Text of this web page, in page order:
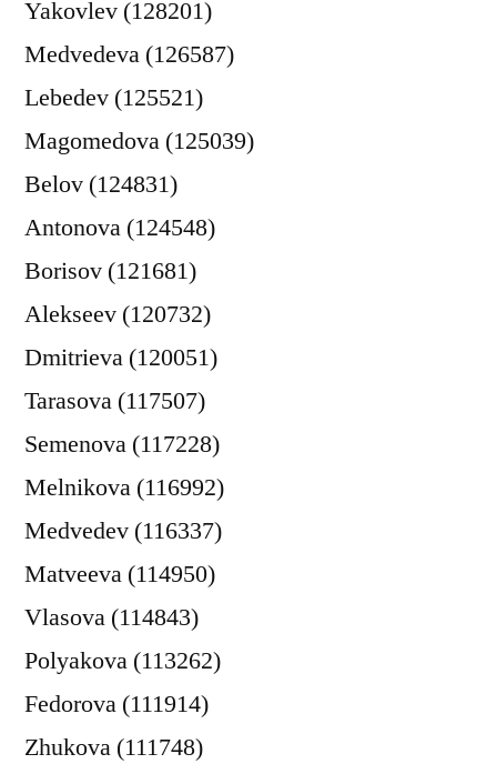
Yakovlev (128201)
Medvedeva (126587)
Lebedev (125521)
Magomedova (125039)
Belov (124831)
Antonova (124548)
Borisov (121681)
Alekseev (120732)
Dmitrieva (120051)
Tarasova (117507)
Semenova (117228)
Melnikova (116992)
Medvedev (116337)
Matveeva (114950)
Vlasova (114843)
Polyakova (113262)
Fedorova (111914)
Zhukova (111748)